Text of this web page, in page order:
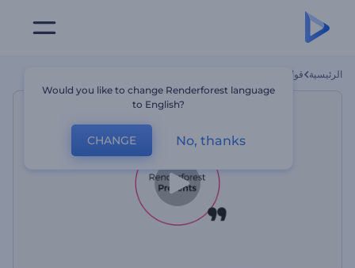
الرئيسية قوالب
Would you like to change Renderforest language
to English?
CHANGE No, thanks